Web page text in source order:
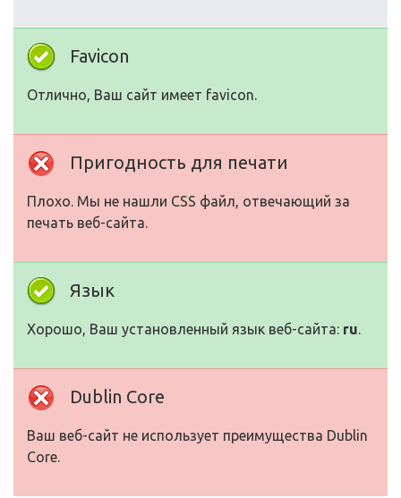
Favicon
Отлично, Ваш сайт имеет favicon.
Пригодность для печати
Плохо. Мы не нашли CSS файл, отвечающий за
печать веб-сайта.
Язык
Хорошо, Ваш установленный язык веб-сайта: ru.
Dublin Core
Ваш веб-сайт не использует преимущества Dublin
Core.